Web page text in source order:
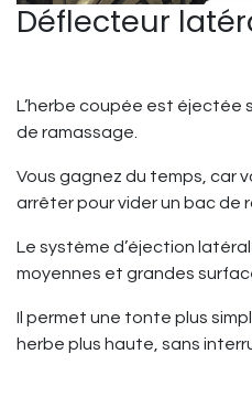
Déflecteur
L’herbe coupée est éjectée
de ramassage.
Vous gagnez du temps, car
arrêter pour vider un bac de
Le système d’éjection
moyennes et grandes
Il permet une tonte plus
herbe plus haute, sans